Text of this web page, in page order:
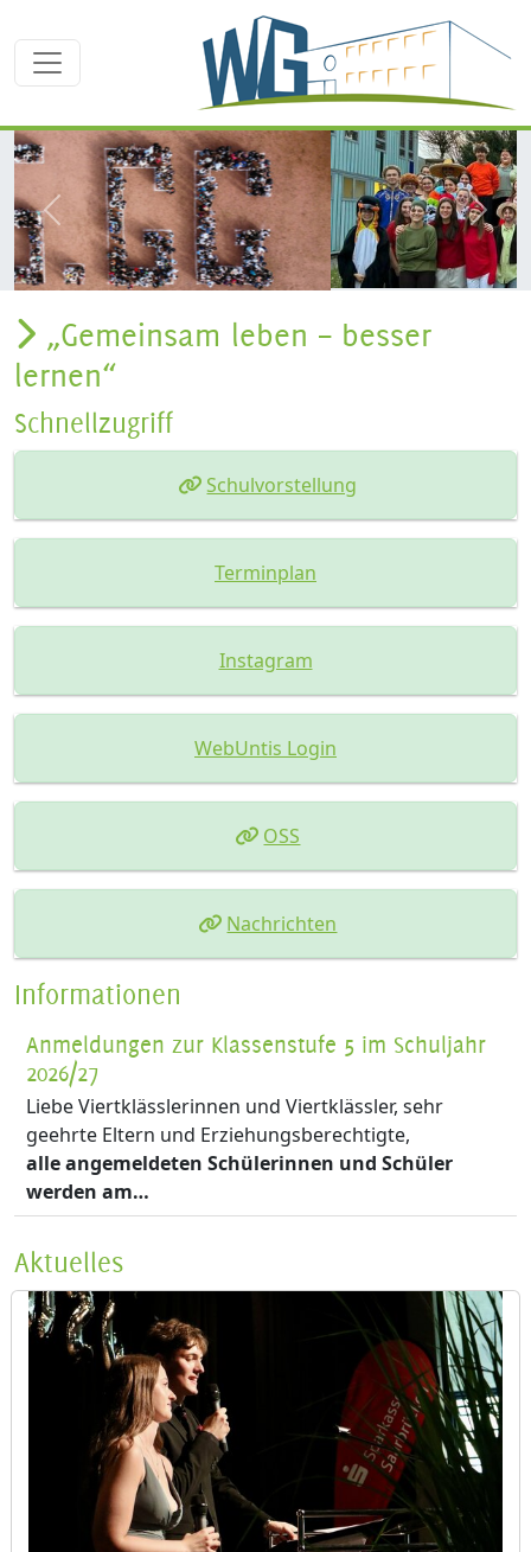
zurück
„Gemeinsam leben – besser
lernen“
Schnellzugriff
Schulvorstellung
Terminplan
Instagram
WebUntis Login
OSS
Nachrichten
Informationen
Anmeldungen zur Klassenstufe 5 im Schuljahr
2026/27
Liebe Viertklässlerinnen und Viertklässler, sehr
geehrte Eltern und Erziehungsberechtigte,
alle angemeldeten Schülerinnen und Schüler
werden am…
Aktuelles